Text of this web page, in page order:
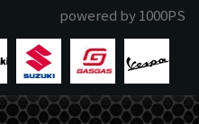
powered by 1000PS